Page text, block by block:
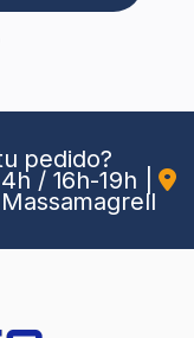
pedido?
/ 16h-19h